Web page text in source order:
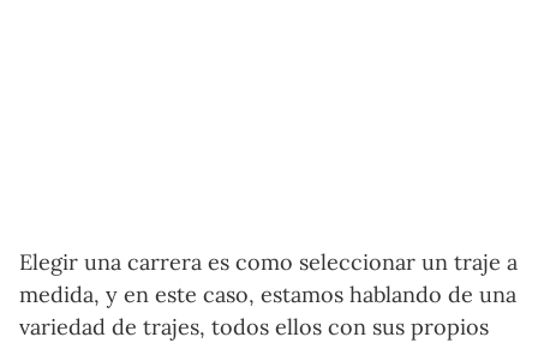
Elegir una carrera es como seleccionar un traje a
medida, y en este caso, estamos hablando de una
variedad de trajes, todos ellos con sus propios